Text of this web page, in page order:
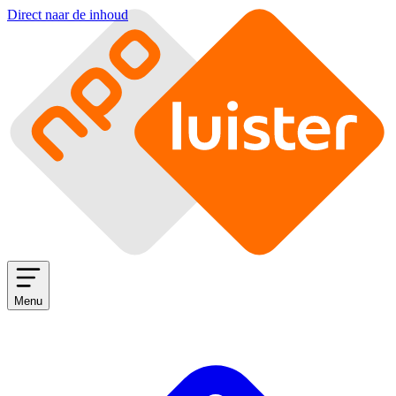
Direct naar de inhoud
Menu